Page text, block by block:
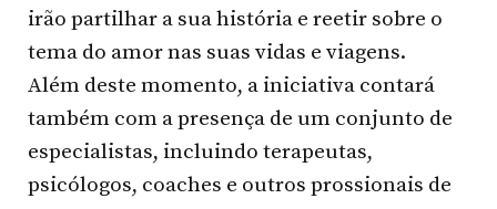
irão partilhar a sua história e reetir sobre o
tema do amor nas suas vidas e viagens.
Além deste momento, a iniciativa contará
também com a presença de um conjunto de
especialistas, incluindo terapeutas,
psicólogos, coaches e outros prossionais de